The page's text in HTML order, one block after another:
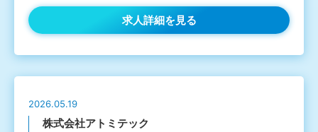
求人詳細を見る
2026.05.19
株式会社アトミテック